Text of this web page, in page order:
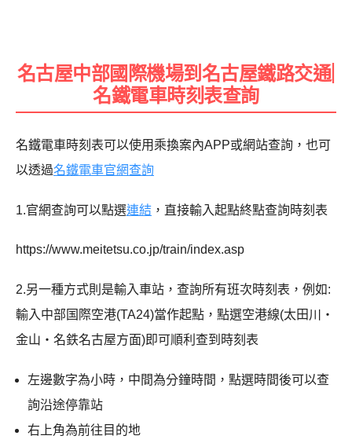
名古屋中部國際機場到名古屋鐵路交通|
名鐵電車時刻表查詢
名鐵電車時刻表可以使用乘換案內APP或網站查詢，也可
以透過名鐵電車官網查詢
1.官網查詢可以點選連結 ，直接輸入起點終點查詢時刻表
https://www.meitetsu.co.jp/train/index.asp
2.另一種方式則是輸入車站，查詢所有班次時刻表，例如:
輸入中部国際空港(TA24)當作起點，點選空港線(太田川・
金山・名鉄名古屋方面)即可順利查到時刻表
左邊數字為小時，中間為分鐘時間，點選時間後可以查
詢沿途停靠站
右上角為前往目的地